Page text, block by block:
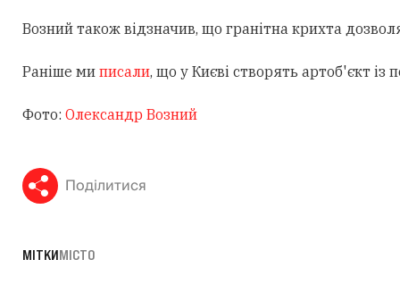
Возний також відзначив, що гранітна крихта
Раніше ми писали, що у Києві створять артоб'єкт
Фото: Олександр Возний
Поділитися
МІТКИМІСТО